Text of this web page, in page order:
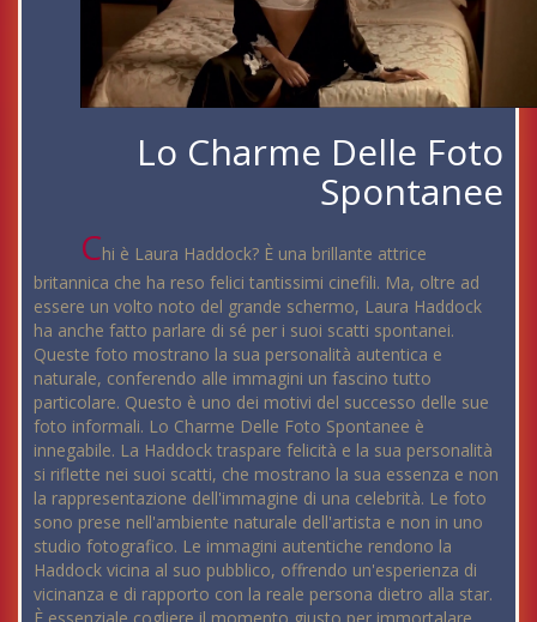
Lo Charme Delle Foto
Spontanee
Chi è Laura Haddock? È una brillante attrice
britannica che ha reso felici tantissimi cinefili. Ma, oltre ad
essere un volto noto del grande schermo, Laura Haddock
ha anche fatto parlare di sé per i suoi scatti spontanei.
Queste foto mostrano la sua personalità autentica e
naturale, conferendo alle immagini un fascino tutto
particolare. Questo è uno dei motivi del successo delle sue
foto informali. Lo Charme Delle Foto Spontanee è
innegabile. La Haddock traspare felicità e la sua personalità
si riflette nei suoi scatti, che mostrano la sua essenza e non
la rappresentazione dell'immagine di una celebrità. Le foto
sono prese nell'ambiente naturale dell'artista e non in uno
studio fotografico. Le immagini autentiche rendono la
Haddock vicina al suo pubblico, offrendo un'esperienza di
vicinanza e di rapporto con la reale persona dietro alla star.